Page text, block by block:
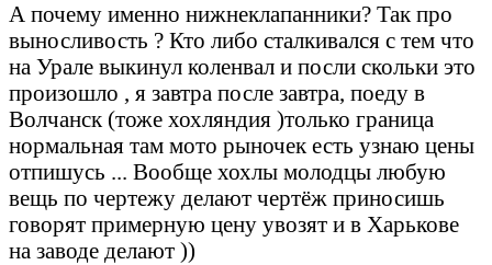
А почему именно нижнеклапанники? Так про
выносливость ? Кто либо сталкивался с тем что
на Урале выкинул коленвал и посли скольки это
произошло , я завтра после завтра, поеду в
Волчанск (тоже хохляндия )только граница
нормальная там мото рыночек есть узнаю цены
отпишусь ... Вообще хохлы молодцы любую
вещь по чертежу делают чертёж приносишь
говорят примерную цену увозят и в Харькове
на заводе делают ))